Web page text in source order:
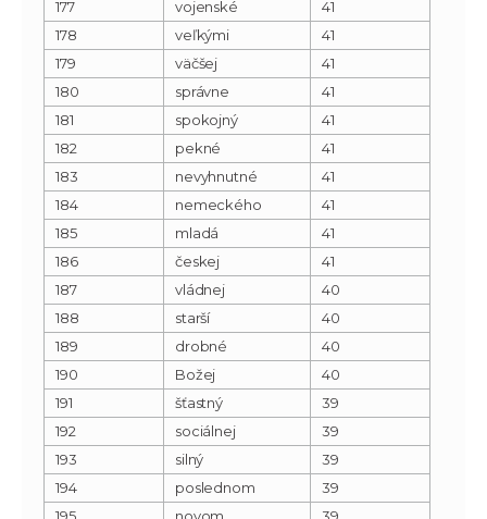
177
vojenské
41
178
veľkými
41
179
väčšej
41
180
správne
41
181
spokojný
41
182
pekné
41
183
nevyhnutné
41
184
nemeckého
41
185
mladá
41
186
českej
41
187
vládnej
40
188
starší
40
189
drobné
40
190
Božej
40
191
šťastný
39
192
sociálnej
39
193
silný
39
194
poslednom
39
195
novom 39